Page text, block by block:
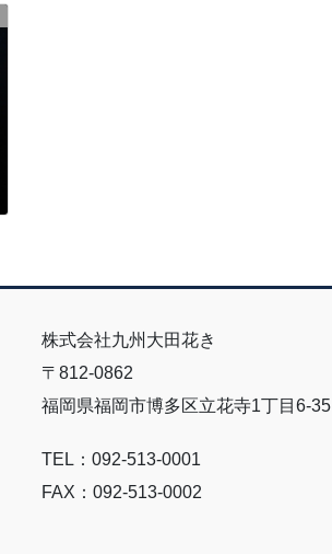
株式会社九州大田花き
〒812-0862
福岡県福岡市博多区立花寺1丁目6-35
TEL：092-513-0001
FAX：092-513-0002